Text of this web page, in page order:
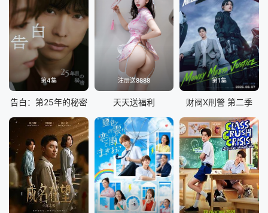
第4集
告白：第25年的秘密
注册送8888
天天送福利
第1集
财阀X刑警 第二季